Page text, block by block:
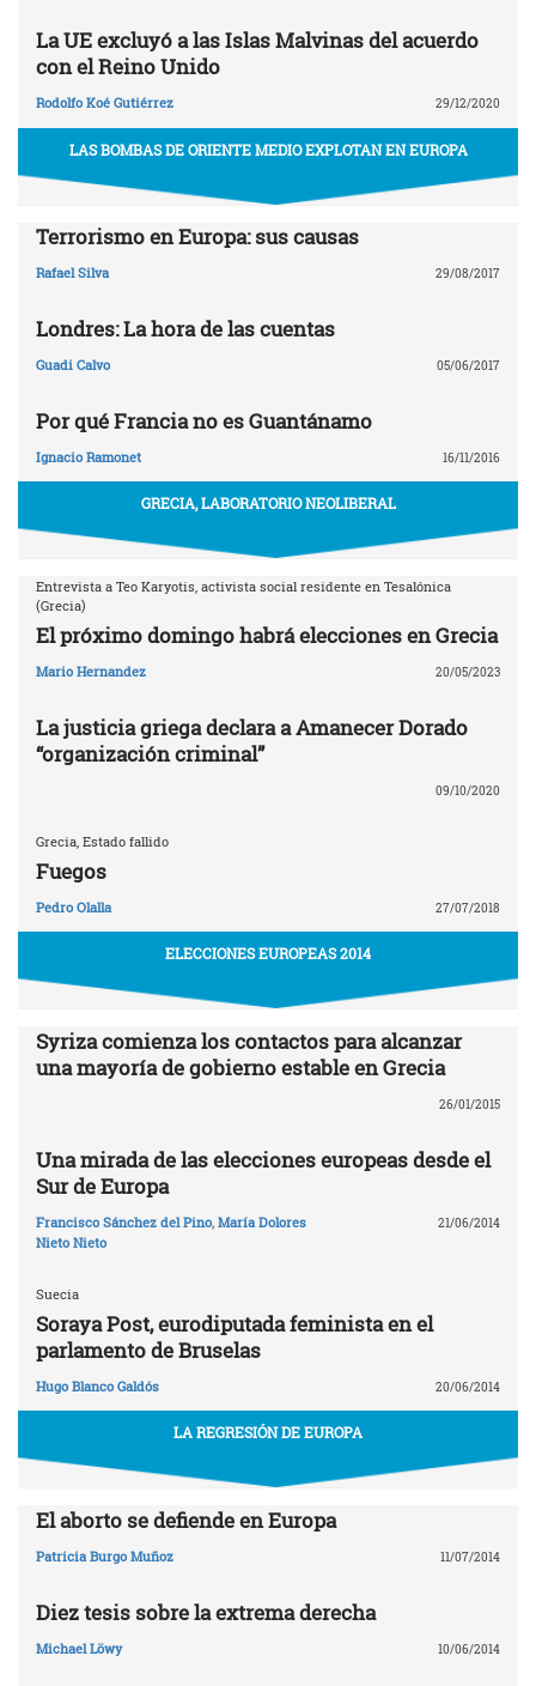
La UE excluyó a las Islas Malvinas del acuerdo
con el Reino Unido
Rodolfo Koé Gutiérrez 29/12/2020
LAS BOMBAS DE ORIENTE MEDIO EXPLOTAN EN EUROPA
Terrorismo en Europa: sus causas
Rafael Silva 29/08/2017
Londres: La hora de las cuentas
Guadi Calvo 05/06/2017
Por qué Francia no es Guantánamo
Ignacio Ramonet 16/11/2016
GRECIA, LABORATORIO NEOLIBERAL
Entrevista a Teo Karyotis, activista social residente en Tesalónica
(Grecia)
El próximo domingo habrá elecciones en Grecia
Mario Hernandez 20/05/2023
La justicia griega declara a Amanecer Dorado
“organización criminal”
09/10/2020
Grecia, Estado fallido
Fuegos
Pedro Olalla 27/07/2018
ELECCIONES EUROPEAS 2014
Syriza comienza los contactos para alcanzar
una mayoría de gobierno estable en Grecia
26/01/2015
Una mirada de las elecciones europeas desde el
Sur de Europa
Francisco Sánchez del Pino, María Dolores
Nieto Nieto
21/06/2014
Suecia
Soraya Post, eurodiputada feminista en el
parlamento de Bruselas
Hugo Blanco Galdós 20/06/2014
LA REGRESIÓN DE EUROPA
El aborto se defiende en Europa
Patricia Burgo Muñoz 11/07/2014
Diez tesis sobre la extrema derecha
Michael Löwy 10/06/2014